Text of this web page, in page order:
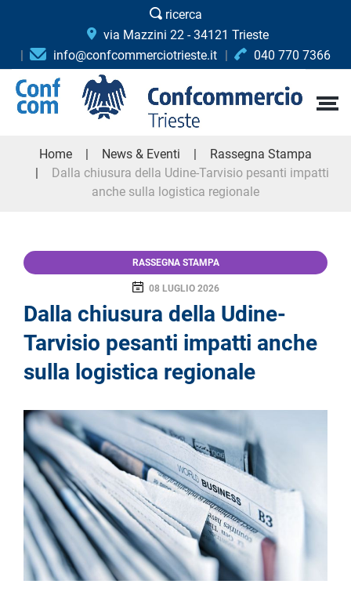
ricerca
via Mazzini 22 - 34121 Trieste
info@confcommerciotrieste.it
040 770 7366
Home News & Eventi
Rassegna Stampa
Dalla chiusura della Udine-Tarvisio pesanti impatti
anche sulla logistica regionale
RASSEGNA STAMPA
08 LUGLIO 2026
Dalla chiusura della Udine-
Tarvisio pesanti impatti anche
sulla logistica regionale